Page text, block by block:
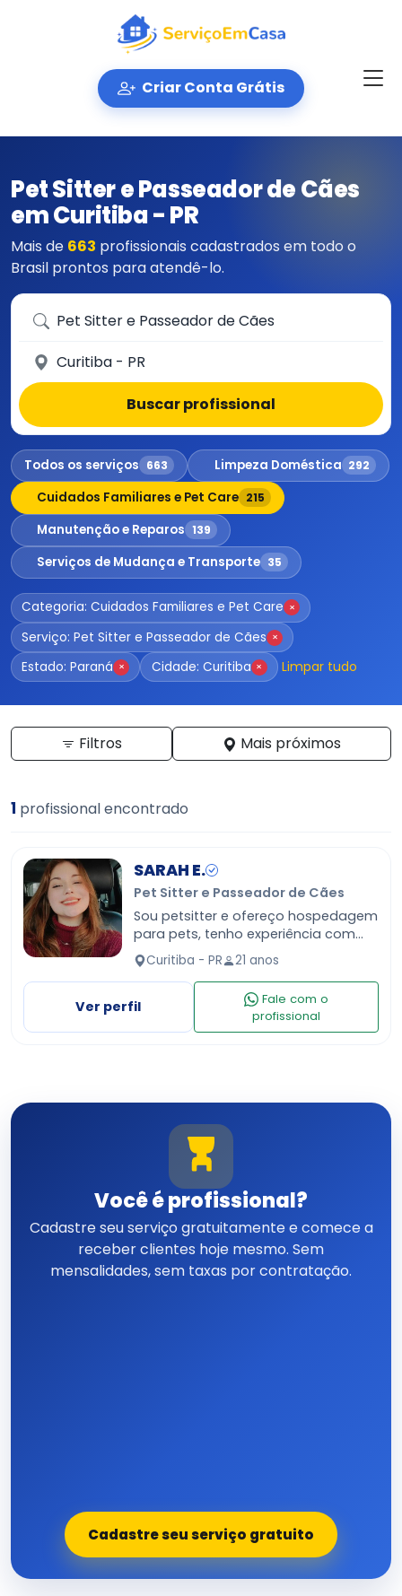
Criar Conta Grátis
Pet Sitter e Passeador de Cães
em Curitiba - PR
Mais de 663 profissionais cadastrados em todo o
Brasil prontos para atendê-lo.
Que serviço você precisa?
Em qual cidade?
Buscar profissional
Todos os serviços 663 Limpeza Doméstica 292
Cuidados Familiares e Pet Care 215
Manutenção e Reparos 139
Serviços de Mudança e Transporte 35
Categoria: Cuidados Familiares e Pet Care ×
Serviço: Pet Sitter e Passeador de Cães ×
Estado: Paraná × Cidade: Curitiba × Limpar tudo
Filtros Mais próximos
1 profissional encontrado
SARAH E.
Pet Sitter e Passeador de Cães
Sou petsitter e ofereço hospedagem
para pets, tenho experiência com
Gatos, cachorro e coelhos. Cuido de
um pet por vez, ou dois do mesmo
dono. Moro em aparta…
Curitiba - PR 21 anos
Ver perfil
Fale com o
profissional
Você é profissional?
Cadastre seu serviço gratuitamente e comece a
receber clientes hoje mesmo. Sem
mensalidades, sem taxas por contratação.
Cadastre seu serviço gratuito